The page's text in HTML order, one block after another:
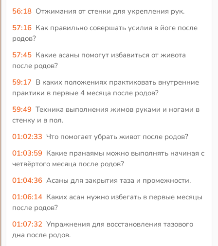
56:18 Отжимания от стенки для укрепления рук.
57:16 Как правильно совершать усилия в йоге после
родов?
57:45 Какие асаны помогут избавиться от живота
после родов?
59:17 В каких положениях практиковать внутренние
практики в первые 4 месяца после родов?
59:49 Техника выполнения жимов руками и ногами в
стенку и в пол.
01:02:33 Что помогает убрать живот после родов?
01:03:59 Какие пранаямы можно выполнять начиная с
четвёртого месяца после родов?
01:04:36 Асаны для закрытия таза и промежности.
01:06:14 Каких асан нужно избегать в первые месяцы
после родов?
01:07:32 Упражнения для восстановления тазового
дна после родов.